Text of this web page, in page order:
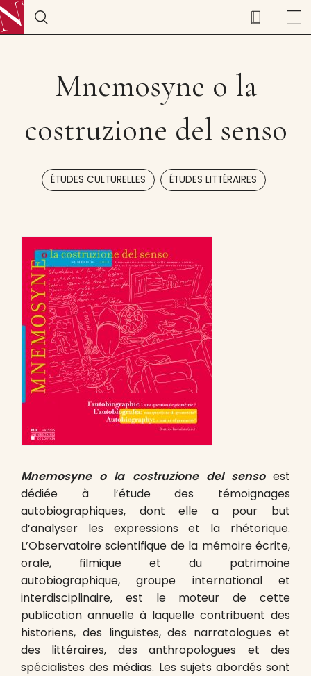
Mnemosyne o la
costruzione del senso
ÉTUDES CULTURELLES ÉTUDES LITTÉRAIRES
Mnemosyne o la costruzione del sensoest
dédiée à l’étude des témoignages
autobiographiques, dont elle a pour but
d’analyser les expressions et la rhétorique.
L’Observatoire scientifique de la mémoire écrite,
orale, filmique et du patrimoine
autobiographique, groupe international et
interdisciplinaire, est le moteur de cette
publication annuelle à laquelle contribuent des
historiens, des linguistes, des narratologues et
des littéraires, des anthropologues et des
spécialistes des médias. Les sujets abordés sont